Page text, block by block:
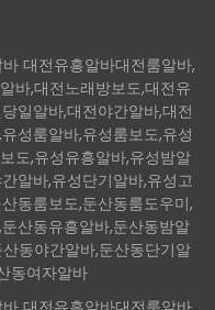
대전유흥알바대전룸알바,
바,대전노래방보도,대전유
일알바,대전야간알바,대전
성룸알바,유성룸보도,유성
도,유성유흥알바,유성밤알
알바,유성단기알바,유성고
동룸보도,둔산동룸도우미,
산동유흥알바,둔산동밤알
동야간알바,둔산동단기알
동여자알바